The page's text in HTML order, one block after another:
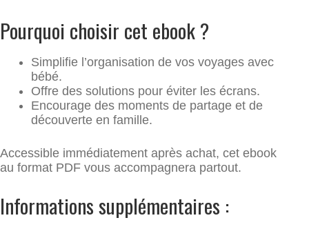
Pourquoi choisir cet ebook ?
Simplifie l’organisation de vos voyages avec
bébé.
Offre des solutions pour éviter les écrans.
Encourage des moments de partage et de
découverte en famille.
Accessible immédiatement après achat, cet ebook
au format PDF vous accompagnera partout.
Informations supplémentaires :